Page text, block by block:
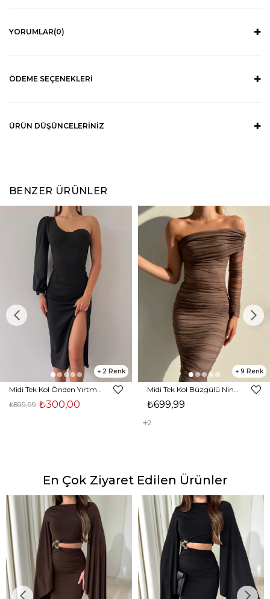
YORUMLAR(0)
ÖDEME SEÇENEKLERI
ÜRÜN DÜŞÜNCELERINIZ
BENZER ÜRÜNLER
2
₺300,00
₺599,99
9
₺699,99
2
En Çok Ziyaret Edilen Ürünler